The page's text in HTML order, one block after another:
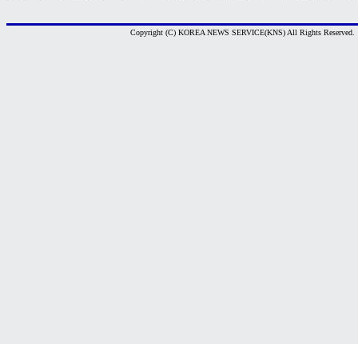
Copyright (C) KOREA NEWS SERVICE(KNS) All Rights Reserved.